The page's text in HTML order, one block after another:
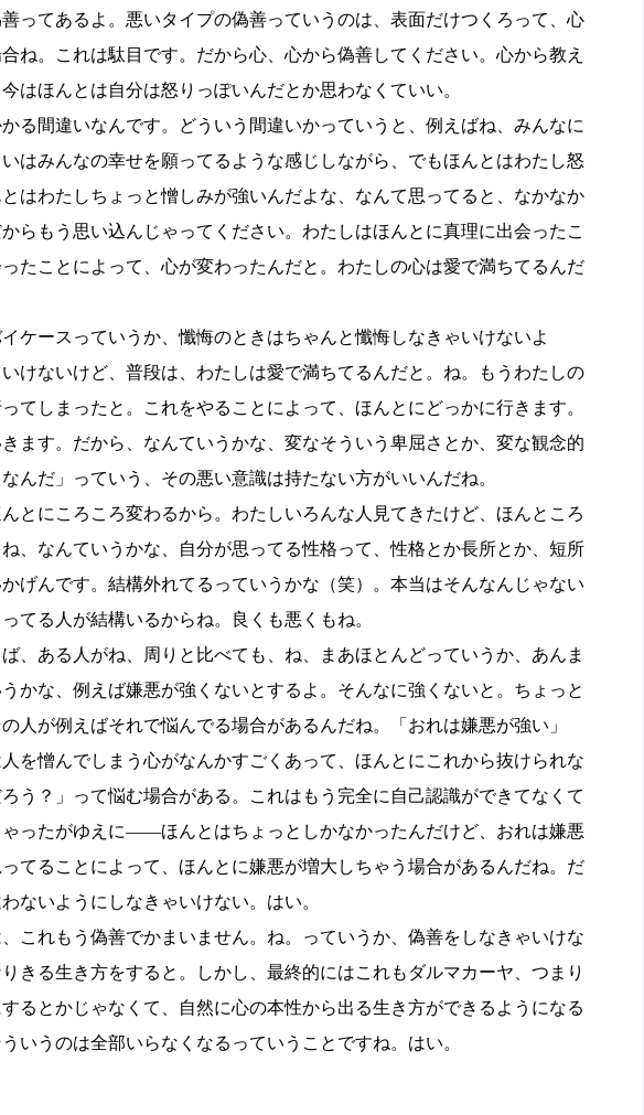
ってあるよ。悪いタイプの偽善っていうのは、表面だけつくろって、心
ね。これは駄目です。だから心、心から偽善してください。心から教え
はほんとは自分は怒りっぽいんだとか思わなくていい。
る間違いなんです。どういう間違いかっていうと、例えばね、みんなに
はみんなの幸せを願ってるような感じしながら、でもほんとはわたし怒
はわたしちょっと憎しみが強いんだよな、なんて思ってると、なかなか
らもう思い込んじゃってください。わたしはほんとに真理に出会ったこ
たことによって、心が変わったんだと。わたしの心は愛で満ちてるんだ
ケースっていうか、懺悔のときはちゃんと懺悔しなきゃいけないよ
いけないけど、普段は、わたしは愛で満ちてるんだと。ね。もうわたしの
てしまったと。これをやることによって、ほんとにどっかに行きます。
ます。だから、なんていうかな、変なそういう卑屈さとか、変な観念的
んだ」っていう、その悪い意識は持たない方がいいんだね。
とにころころ変わるから。わたしいろんな人見てきたけど、ほんところ
、なんていうかな、自分が思ってる性格って、性格とか長所とか、短所
げんです。結構外れてるっていうかな（笑）。本当はそんなんじゃない
てる人が結構いるからね。良くも悪くもね。
、ある人がね、周りと比べても、ね、まあほとんどっていうか、あんま
かな、例えば嫌悪が強くないとするよ。そんなに強くないと。ちょっと
人が例えばそれで悩んでる場合があるんだね。「おれは嫌悪が強い」
を憎んでしまう心がなんかすごくあって、ほんとにこれから抜けられな
う？」って悩む場合がある。これはもう完全に自己認識ができてなくて
ったがゆえに――ほんとはちょっとしかなかったんだけど、おれは嫌悪
てることによって、ほんとに嫌悪が増大しちゃう場合があるんだね。だ
ないようにしなきゃいけない。はい。
これもう偽善でかまいません。ね。っていうか、偽善をしなきゃいけな
きる生き方をすると。しかし、最終的にはこれもダルマカーヤ、つまり
るとかじゃなくて、自然に心の本性から出る生き方ができるようになる
いうのは全部いらなくなるっていうことですね。はい。